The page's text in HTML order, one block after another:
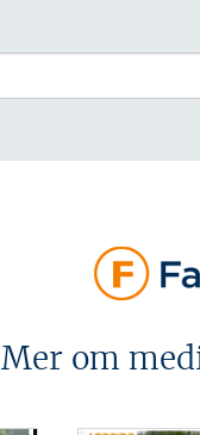
Mer om